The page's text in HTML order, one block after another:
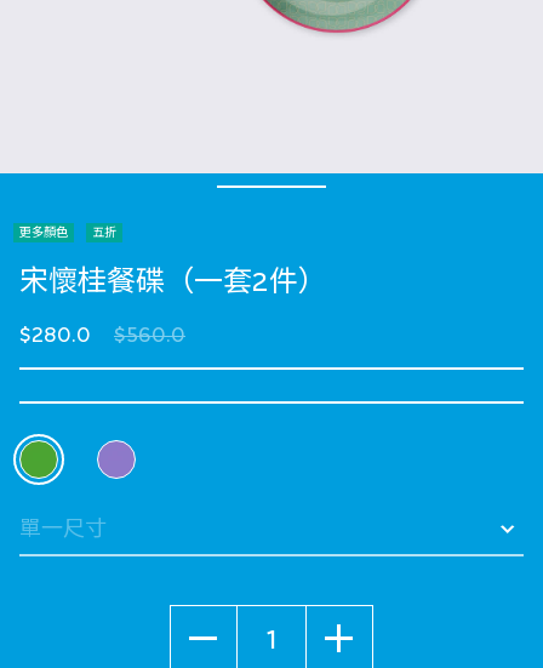
更多顏色 五折
宋懷桂餐碟（一套2件）
$280.0 Price reduced from
$560.0to
選擇 顏色
selected